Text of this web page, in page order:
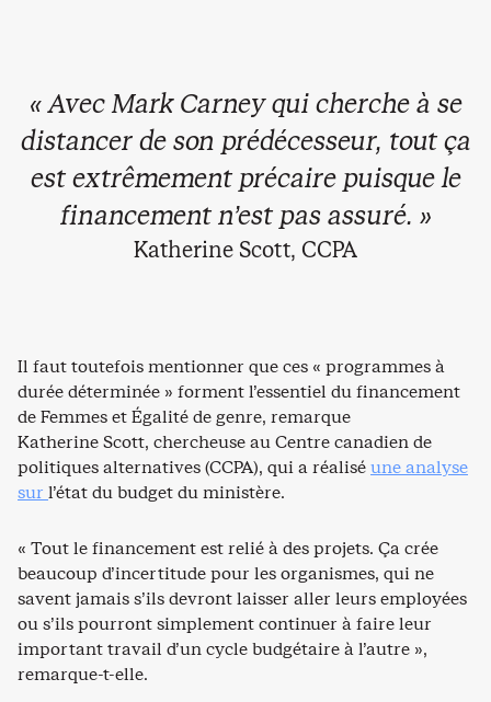
« Avec Mark Carney qui cherche à se
distancer de son prédécesseur, tout ça
est extrêmement précaire puisque le
financement n’est pas assuré. »
Katherine Scott, CCPA
Il faut toutefois mentionner que ces « programmes à
durée déterminée » forment l’essentiel du financement
de Femmes et Égalité de genre, remarque
Katherine Scott, chercheuse au Centre canadien de
politiques alternatives (CCPA), qui a réaliséune analyse
sur l’état du budget du ministère.
« Tout le financement est relié à des projets. Ça crée
beaucoup d’incertitude pour les organismes, qui ne
savent jamais s’ils devront laisser aller leurs employées
ou s’ils pourront simplement continuer à faire leur
important travail d’un cycle budgétaire à l’autre »,
remarque-t-elle.